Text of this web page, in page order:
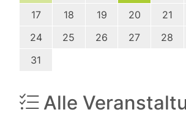
17
18 19 20 21
24
25 26 27 28
31
Alle